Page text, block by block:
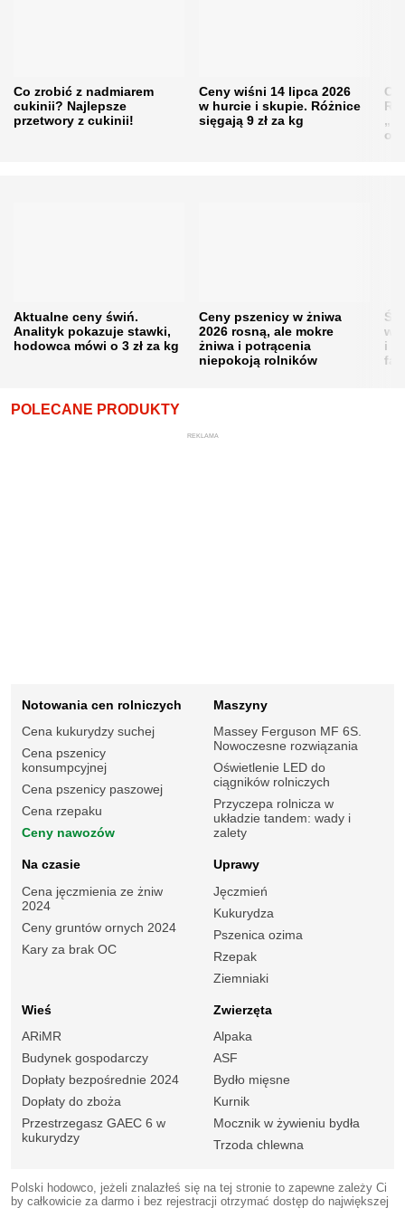
Co zrobić z nadmiarem
cukinii? Najlepsze
przetwory z cukinii!
Ceny wiśni 14 lipca 2026
w hurcie i skupie. Różnice
sięgają 9 zł za kg
Aktualne ceny świń.
Analityk pokazuje stawki,
hodowca mówi o 3 zł za kg
Ceny pszenicy w żniwa
2026 rosną, ale mokre
żniwa i potrącenia
niepokoją rolników
i
POLECANE PRODUKTY
REKLAMA
Notowania cen rolniczych
Cena kukurydzy suchej
Cena pszenicy
konsumpcyjnej
Cena pszenicy paszowej
Cena rzepaku
Ceny nawozów
Maszyny
Massey Ferguson MF 6S.
Nowoczesne rozwiązania
Oświetlenie LED do
ciągników rolniczych
Przyczepa rolnicza w
układzie tandem: wady i
zalety
Na czasie
Cena jęczmienia ze żniw
2024
Ceny gruntów ornych 2024
Kary za brak OC
Uprawy
Jęczmień
Kukurydza
Pszenica ozima
Rzepak
Ziemniaki
Wieś
ARiMR
Budynek gospodarczy
Dopłaty bezpośrednie 2024
Dopłaty do zboża
Przestrzegasz GAEC 6 w
kukurydzy
Zwierzęta
Alpaka
ASF
Bydło mięsne
Kurnik
Mocznik w żywieniu bydła
Trzoda chlewna
Polski hodowco, jeżeli znalazłeś się na tej stronie to zapewne zależy Ci
by całkowicie za darmo i bez rejestracji otrzymać dostęp do największej